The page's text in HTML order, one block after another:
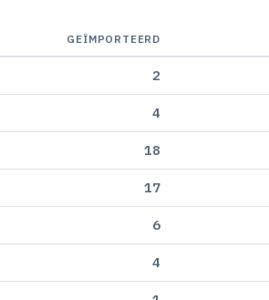
GEÏMPORTEERD
2
4
18
17
6
4